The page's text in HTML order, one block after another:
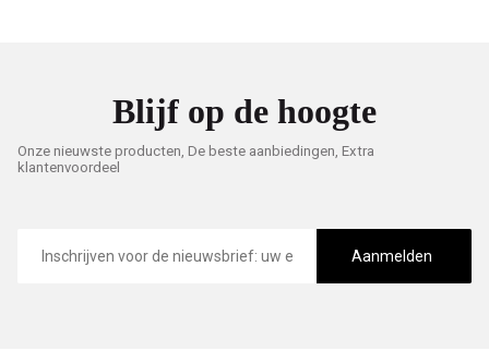
Blijf op de hoogte
Onze nieuwste producten, De beste aanbiedingen, Extra
klantenvoordeel
mailadres
Aanmelden